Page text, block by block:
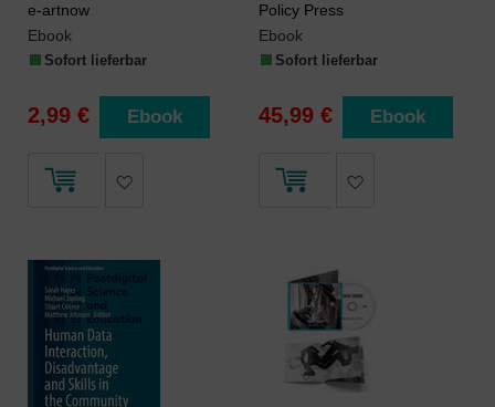
e-artnow
Ebook
Sofort lieferbar
2,99 € Ebook
Policy Press
Ebook
Sofort lieferbar
45,99 € Ebook